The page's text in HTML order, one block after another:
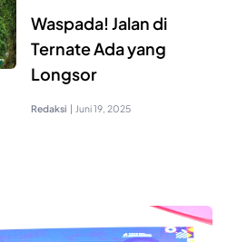
Waspada! Jalan di
Ternate Ada yang
Longsor
Redaksi | Juni 19, 2025